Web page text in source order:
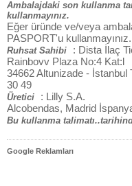
Ambalajdaki son kullanma
kullanmayınız.
Eğer üründe ve/veya
PASPORT'u kullanmayınız.
Ruhsat Sahibi
: Dista İlaç
Rainbovv Plaza No:4 Kat:l
34662 Altunizade - İstanbul
30 49
Üretici
: Lilly S.A.
Alcobendas, Madrid
Bu kullanma
Google Reklamları